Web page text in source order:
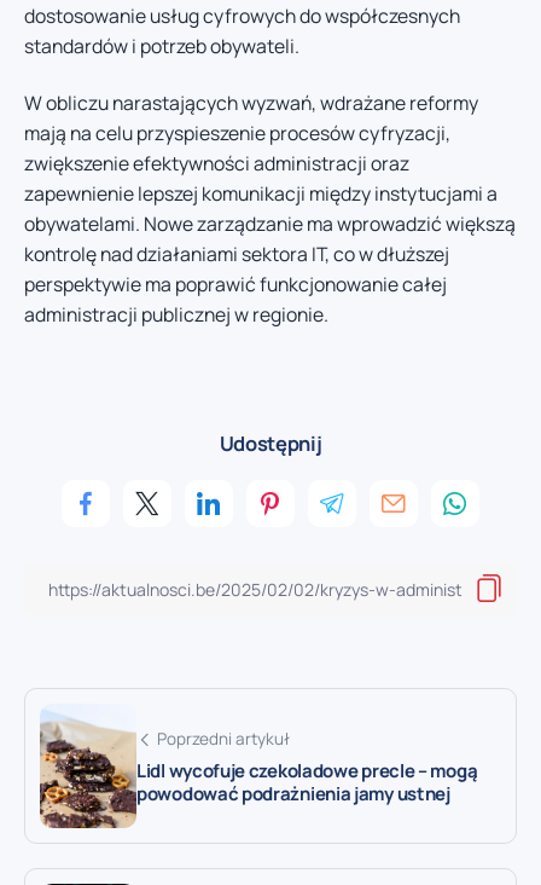
dostosowanie usług cyfrowych do współczesnych
standardów i potrzeb obywateli.
W obliczu narastających wyzwań, wdrażane reformy
mają na celu przyspieszenie procesów cyfryzacji,
zwiększenie efektywności administracji oraz
zapewnienie lepszej komunikacji między instytucjami a
obywatelami. Nowe zarządzanie ma wprowadzić większą
kontrolę nad działaniami sektora IT, co w dłuższej
perspektywie ma poprawić funkcjonowanie całej
administracji publicznej w regionie.
Udostępnij
Poprzedni artykuł
Lidl wycofuje czekoladowe precle – mogą
powodować podrażnienia jamy ustnej